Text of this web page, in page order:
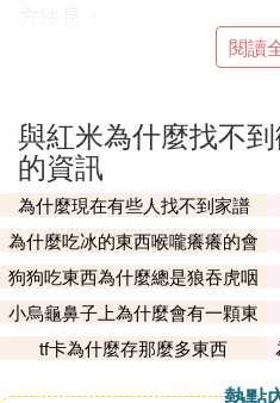
機通知欄中找到一個齒輪
6. 紅米note9怎麼沒
摘要 紅米note9不支持微信
7. 紅米11沒有微信視
不用下載。
閱讀
與紅米為什麼找不
的資訊
為什麼現在有些人找不到家譜
為什麼吃冰的東西喉嚨癢癢的會
咳
狗狗吃東西為什麼總是狼吞虎咽
的
小烏龜鼻子上為什麼會有一顆東
西
tf卡為什麼存那麼多東西